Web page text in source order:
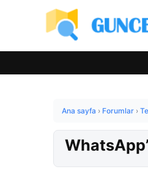
Ana sayfa › Forumlar ›